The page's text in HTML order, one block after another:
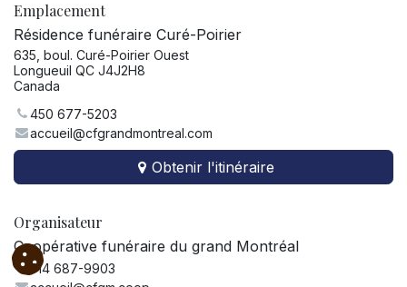
Emplacement
Résidence funéraire Curé-Poirier
635, boul. Curé-Poirier Ouest
Longueuil QC J4J2H8
Canada
450 677-5203
accueil@cfgrandmontreal.com
Obtenir l'itinéraire
Organisateur
Coopérative funéraire du grand Montréal
514 687-9903